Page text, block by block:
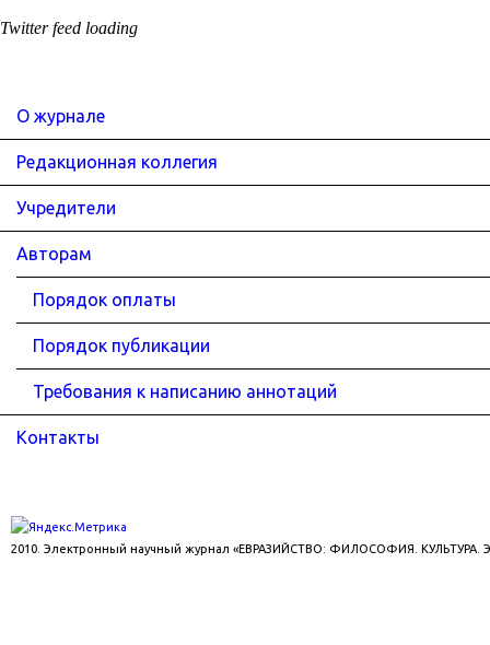
Twitter feed loading
О журнале
Редакционная коллегия
Учредители
Авторам
Порядок оплаты
Порядок публикации
Требования к написанию аннотаций
Контакты
2010. Электронный научный журнал «ЕВРАЗИЙСТВО: ФИЛОСОФИЯ. КУЛЬТУРА.